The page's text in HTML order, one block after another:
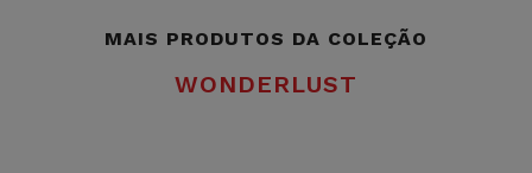
MAIS PRODUTOS DA COLEÇÃO
WONDERLUST